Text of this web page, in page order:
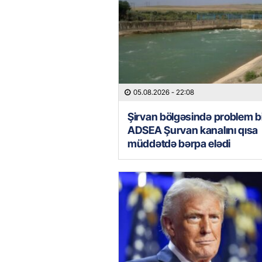
05.08.2026 - 22:08
Şirvan bölgəsində problem
ADSEA Şurvan kanalını qısa
müddətdə bərpa elədi